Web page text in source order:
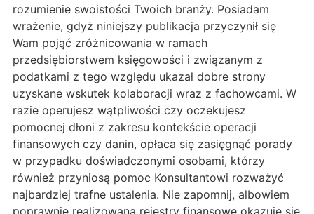
rozumienie swoistości Twoich branży. Posiadam
wrażenie, gdyż niniejszy publikacja przyczynił się
Wam pojąć zróżnicowania w ramach
przedsiębiorstwem księgowości i związanym z
podatkami z tego względu ukazał dobre strony
uzyskane wskutek kolaboracji wraz z fachowcami. W
razie operujesz wątpliwości czy oczekujesz
pomocnej dłoni z zakresu kontekście operacji
finansowych czy danin, opłaca się zasięgnąć porady
w przypadku doświadczonymi osobami, którzy
również przyniosą pomoc Konsultantowi rozważyć
najbardziej trafne ustalenia. Nie zapomnij, albowiem